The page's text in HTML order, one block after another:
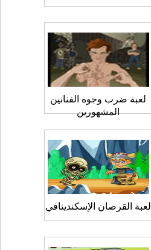
لعبة ضرب وجوه الفنانين
المشهورين
لعبة القرصان الإسكندينافي